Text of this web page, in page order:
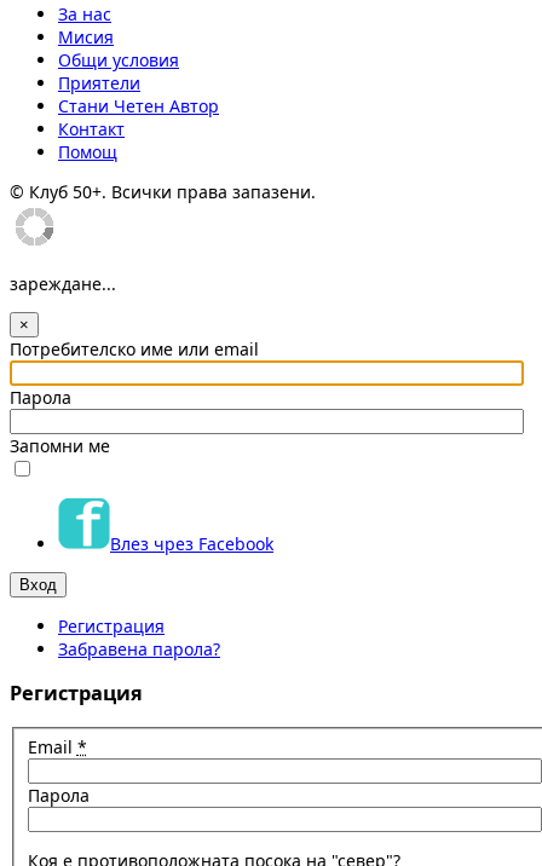
За нас
Мисия
Общи условия
Приятели
Стани Четен Автор
Контакт
Помощ
© Клуб 50+. Всички права запазени.
зареждане...
×
Потребителско име или email
Парола
Запомни ме
Влез чрез Facebook
Регистрация
Забравена парола?
Регистрация
Email *
Парола
Коя е противоположната посока на "север"?